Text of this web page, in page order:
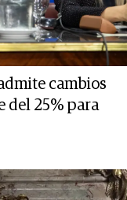
cambios
del 25% para